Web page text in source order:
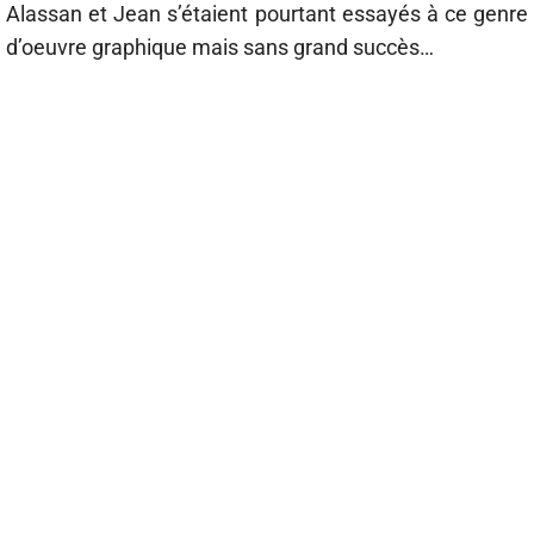
Alassan et Jean s’étaient pourtant essayés à ce genre
d’oeuvre graphique mais sans grand succès…